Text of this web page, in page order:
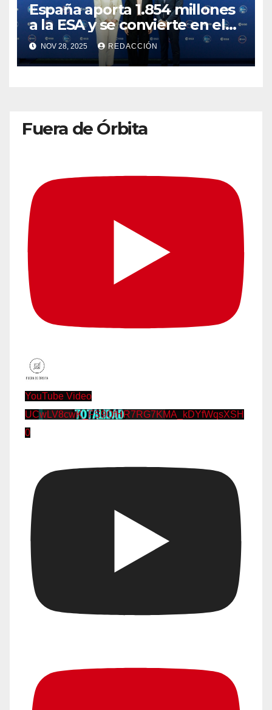
España aporta 1.854 millones
a la ESA y se convierte en el
cuarto país más
contribuyente
NOV 28, 2025 REDACCIÓN
Fuera de Órbita
YouTube Video
UCwLV8cwK_FS9OfHR7RG7KMA_kDYfWqsXSH
0